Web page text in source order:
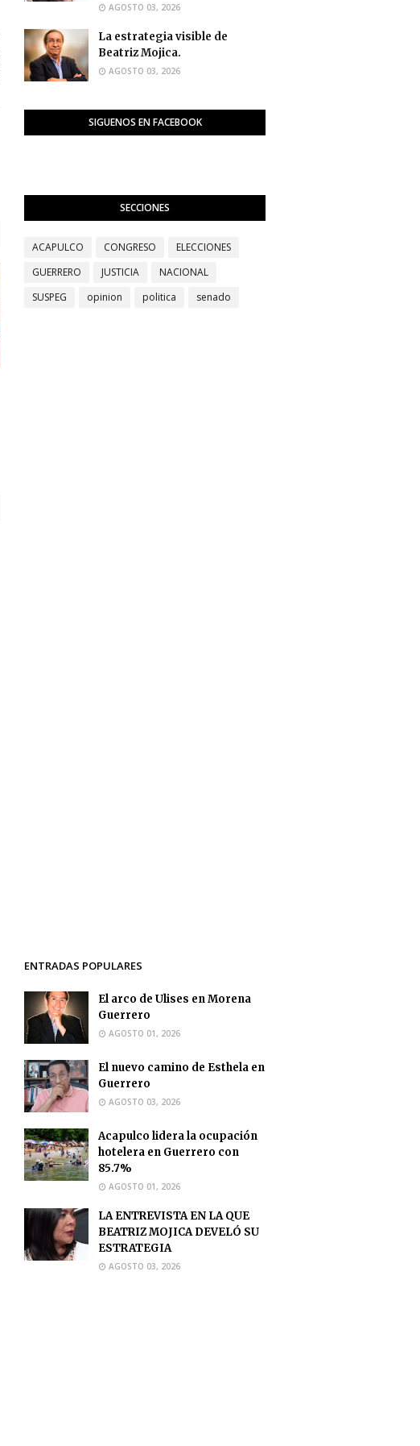
AGOSTO 03, 2026
La estrategia visible de
Beatriz Mojica.
AGOSTO 03, 2026
SIGUENOS EN FACEBOOK
SECCIONES
ACAPULCO CONGRESO
ELECCIONES
GUERRERO
JUSTICIA
NACIONAL
SUSPEG
opinion politica senado
ENTRADAS POPULARES
El arco de Ulises en Morena
Guerrero
AGOSTO 01, 2026
El nuevo camino de Esthela en
Guerrero
AGOSTO 03, 2026
Acapulco lidera la ocupación
hotelera en Guerrero con
85.7%
AGOSTO 01, 2026
LA ENTREVISTA EN LA QUE
BEATRIZ MOJICA DEVELÓ SU
ESTRATEGIA
AGOSTO 03, 2026